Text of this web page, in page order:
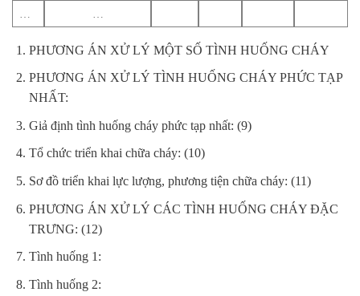
PHƯƠNG ÁN XỬ LÝ MỘT SỐ TÌNH HUỐNG CHÁY
PHƯƠNG ÁN XỬ LÝ TÌNH HUỐNG CHÁY PHỨC TẠP
NHẤT:
Giả định tình huống cháy phức tạp nhất: (9)
Tổ chức triển khai chữa cháy: (10)
Sơ đồ triển khai lực lượng, phương tiện chữa cháy: (11)
PHƯƠNG ÁN XỬ LÝ CÁC TÌNH HUỐNG CHÁY ĐẶC
TRƯNG: (12)
Tình huống 1:
Tình huống 2: